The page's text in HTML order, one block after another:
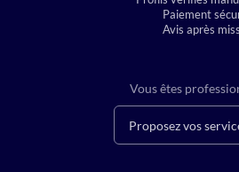
Paiement
Avis après
Vous êtes
Proposez vos